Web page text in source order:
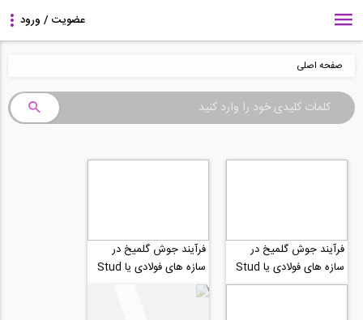
صفحه اصلی
فرآیند جوش گلمیخ در
سازه های فولادی یا Stud
Welding شماره 3
فرآیند جوش گلمیخ در
سازه های فولادی یا Stud
Welding شماره 2